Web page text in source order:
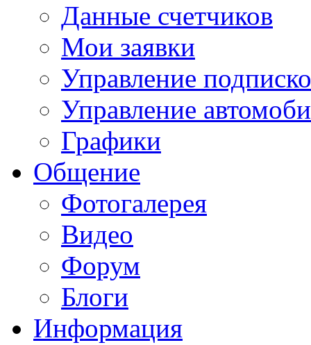
Данные счетчиков
Мои заявки
Управление
Управление
Графики
Общение
Фотогалерея
Видео
Форум
Блоги
Информация